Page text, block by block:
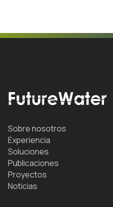
Sobre nosotros
Experiencia
Soluciones
Publicaciones
Proyectos
Noticias